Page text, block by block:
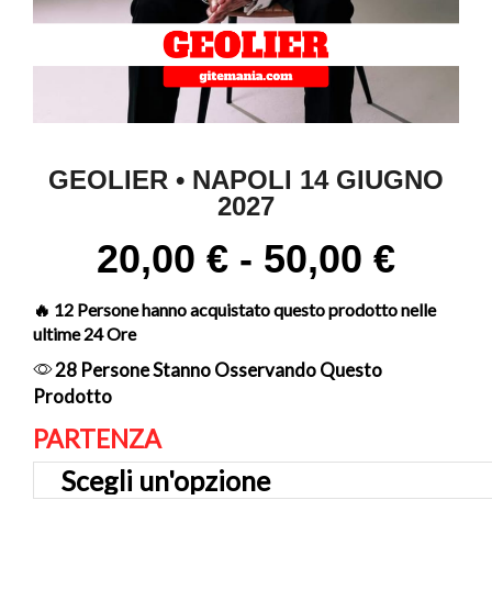
GEOLIER • NAPOLI 14 GIUGNO
2027
20,00 € - 50,00 €
🔥 12 Persone hanno acquistato questo prodotto nelle
ultime 24 Ore
28 Persone Stanno Osservando Questo
Prodotto
PARTENZA